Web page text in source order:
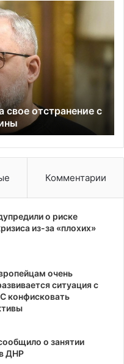
свое отстранение с
Комментарии
о риске
из-за «плохих»
очень
ситуация с
конфисковать
о занятии
ДНР